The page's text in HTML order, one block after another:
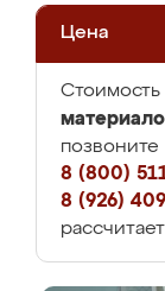
Цена
Стоимость
8 (800)
8 (926)